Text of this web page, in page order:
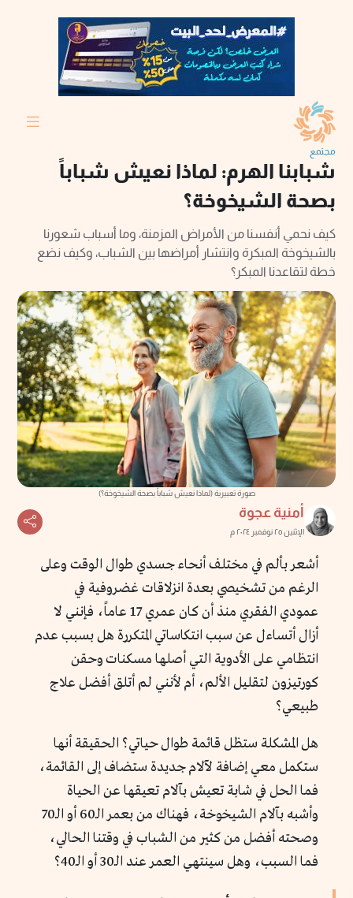
مجتمع
شبابنا الهرم: لماذا نعيش شباباً
بصحة الشيخوخة؟
كيف نحمي أنفسنا من الأمراض المزمنة، وما أسباب شعورنا
بالشيخوخة المبكرة وانتشار أمراضها بين الشباب، وكيف نضع
خطة لتقاعدنا المبكر؟
صورة تعبيرية (لماذا نعيش شباباً بصحة الشيخوخة؟)
أمنية عجوة
الإثنين ٢٥ نوفمبر ٢٠٢٤ م
أشعر بألم في مختلف أنحاء جسدي طوال الوقت وعلى
الرغم من تشخيصي بعدة انزلاقات غضروفية في
عمودي الفقري منذ أن كان عمري 17 عاماً، فإنني لا
أزال أتساءل عن سبب انتكاساتي المتكررة هل بسبب عدم
انتظامي على الأدوية التي أصلها مسكنات وحقن
كورتيزون لتقليل الألم، أم لأنني لم أتلق أفضل علاج
طبيعي؟
هل المشكلة ستظل قائمة طوال حياتي؟ الحقيقة أنها
ستكمل معي إضافة لآلام جديدة ستضاف إلى القائمة،
فما الحل في شابة تعيش بآلام تعيقها عن الحياة
وأشبه بآلام الشيخوخة، فهناك من بعمر الـ60 أو الـ70
وصحته أفضل من كثير من الشباب في وقتنا الحالي،
فما السبب، وهل سينتهي العمر عند الـ30 أو الـ40؟